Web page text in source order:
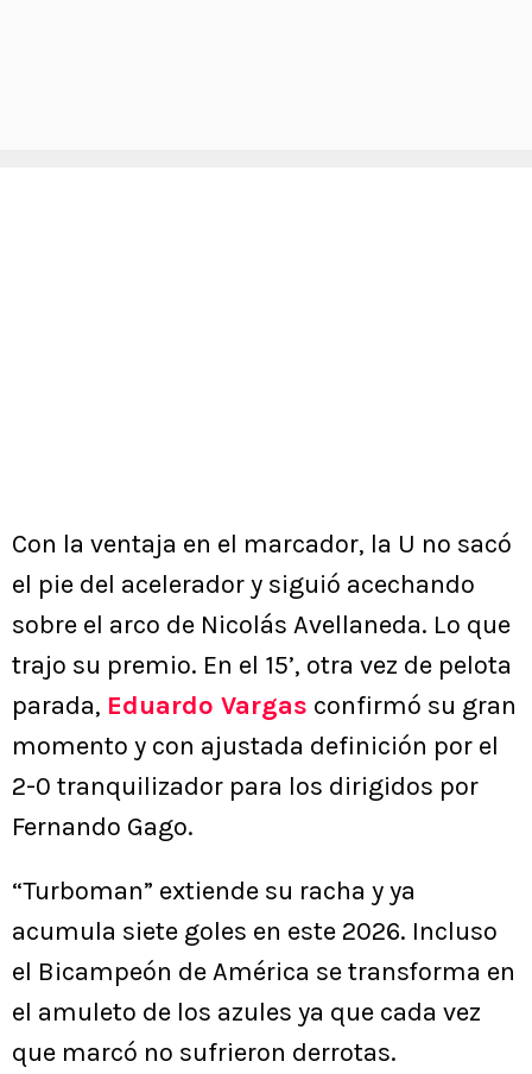
Con la ventaja en el marcador, la U no sacó
el pie del acelerador y siguió acechando
sobre el arco de Nicolás Avellaneda. Lo que
trajo su premio. En el 15’, otra vez de pelota
parada, Eduardo Vargas confirmó su gran
momento y con ajustada definición por el
2-0 tranquilizador para los dirigidos por
Fernando Gago.
“Turboman” extiende su racha y ya
acumula siete goles en este 2026. Incluso
el Bicampeón de América se transforma en
el amuleto de los azules ya que cada vez
que marcó no sufrieron derrotas.